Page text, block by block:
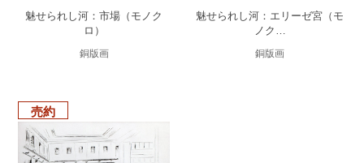
魅せられし河：市場（モノク
ロ）
銅版画
魅せられし河：エリーゼ宮（モ
ノク…
銅版画
売約